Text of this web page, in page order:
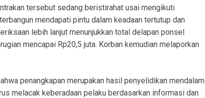
tersebut sedang beristirahat usai mengikuti
mendapati pintu dalam keadaan tertutup dan
lebih lanjut menunjukkan total delapan ponsel
mencapai Rp20,5 juta. Korban kemudian melaporkan
penangkapan merupakan hasil penyelidikan mendalam
melacak keberadaan pelaku berdasarkan informasi dan